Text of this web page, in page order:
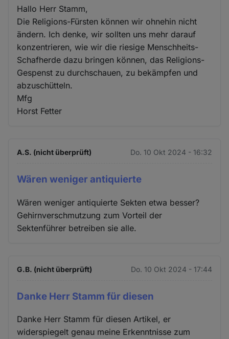
Hallo Herr Stamm,
Die Religions-Fürsten können wir ohnehin nicht
ändern. Ich denke, wir sollten uns mehr darauf
konzentrieren, wie wir die riesige Menschheits-
Schafherde dazu bringen können, das Religions-
Gespenst zu durchschauen, zu bekämpfen und
abzuschütteln.
Mfg
Horst Fetter
A.S. (nicht überprüft) Do. 10 Okt 2024 - 16:32
Wären weniger antiquierte
Wären weniger antiquierte Sekten etwa besser?
Gehirnverschmutzung zum Vorteil der
Sektenführer betreiben sie alle.
G.B. (nicht überprüft) Do. 10 Okt 2024 - 17:44
Danke Herr Stamm für diesen
Danke Herr Stamm für diesen Artikel, er
widerspiegelt genau meine Erkenntnisse zum